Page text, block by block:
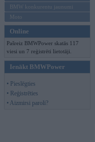
BMW konkurentu jaunumi
Moto
Online
Pašreiz BMWPower skatās 117
viesi un 7 reģistrēti lietotāji.
Ienākt BMWPower
• Pieslēgties
• Reģistrēties
• Aizmirsi paroli?